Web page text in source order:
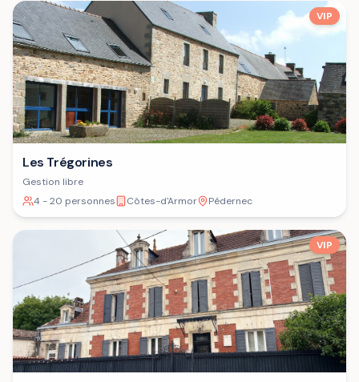
VIP
Les Trégorines
Gestion libre
4 - 20 personnes
Côtes-d'Armor Pédernec
VIP